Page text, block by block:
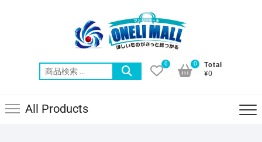
索
0
Total
¥0
0
All Products